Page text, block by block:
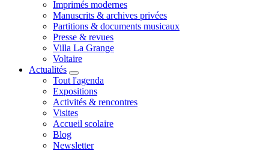
Imprimés modernes
Manuscrits & archives privées
Partitions & documents musicaux
Presse & revues
Villa La Grange
Voltaire
Actualités
Tout l'agenda
Expositions
Activités & rencontres
Visites
Accueil scolaire
Blog
Newsletter